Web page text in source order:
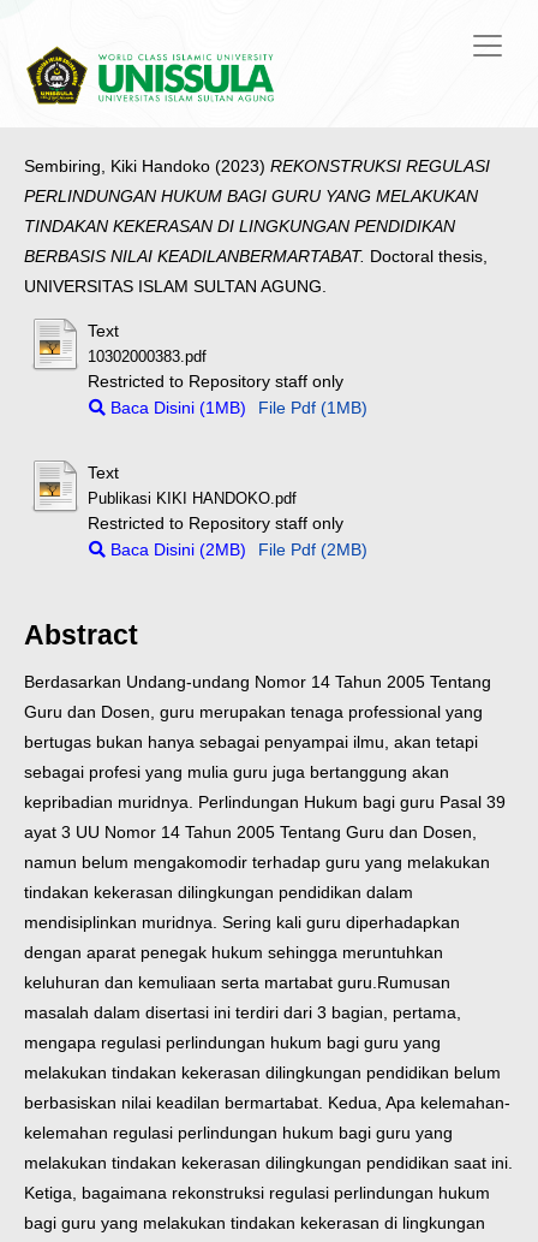
Sembiring, Kiki Handoko (2023) REKONSTRUKSI REGULASI
PERLINDUNGAN HUKUM BAGI GURU YANG MELAKUKAN
TINDAKAN KEKERASAN DI LINGKUNGAN PENDIDIKAN
BERBASIS NILAI KEADILANBERMARTABAT. Doctoral thesis,
UNIVERSITAS ISLAM SULTAN AGUNG.
Text
10302000383.pdf
Restricted to Repository staff only
Baca Disini (1MB)
File Pdf (1MB)
Text
Publikasi KIKI HANDOKO.pdf
Restricted to Repository staff only
Baca Disini (2MB)
File Pdf (2MB)
Abstract
Berdasarkan Undang-undang Nomor 14 Tahun 2005 Tentang
Guru dan Dosen, guru merupakan tenaga professional yang
bertugas bukan hanya sebagai penyampai ilmu, akan tetapi
sebagai profesi yang mulia guru juga bertanggung akan
kepribadian muridnya. Perlindungan Hukum bagi guru Pasal 39
ayat 3 UU Nomor 14 Tahun 2005 Tentang Guru dan Dosen,
namun belum mengakomodir terhadap guru yang melakukan
tindakan kekerasan dilingkungan pendidikan dalam
mendisiplinkan muridnya. Sering kali guru diperhadapkan
dengan aparat penegak hukum sehingga meruntuhkan
keluhuran dan kemuliaan serta martabat guru.Rumusan
masalah dalam disertasi ini terdiri dari 3 bagian, pertama,
mengapa regulasi perlindungan hukum bagi guru yang
melakukan tindakan kekerasan dilingkungan pendidikan belum
berbasiskan nilai keadilan bermartabat. Kedua, Apa kelemahan-
kelemahan regulasi perlindungan hukum bagi guru yang
melakukan tindakan kekerasan dilingkungan pendidikan saat ini.
Ketiga, bagaimana rekonstruksi regulasi perlindungan hukum
bagi guru yang melakukan tindakan kekerasan di lingkungan